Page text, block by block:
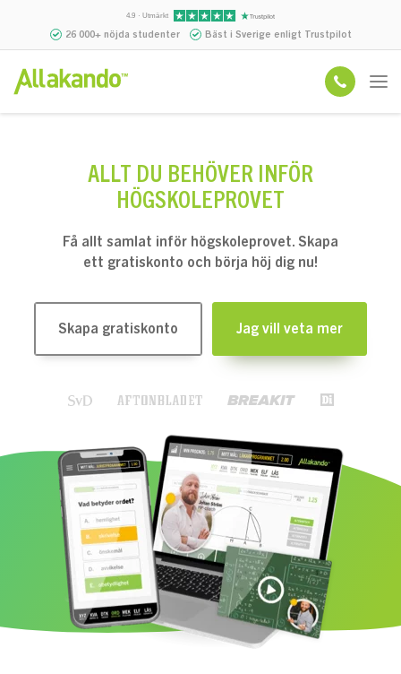
4.9 · Utmärkt
26 000+ nöjda studenter Bäst i Sverige enligt Trustpilot
ALLT DU BEHÖVER INFÖR
HÖGSKOLEPROVET
Få allt samlat inför högskoleprovet. Skapa
ett gratiskonto och börja höj dig nu!
Skapa gratiskonto Jag vill veta mer